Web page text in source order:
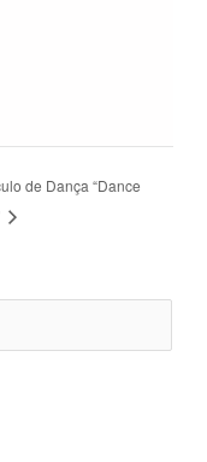
de Dança “Dance